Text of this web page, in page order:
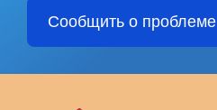
Сообщить о проблеме